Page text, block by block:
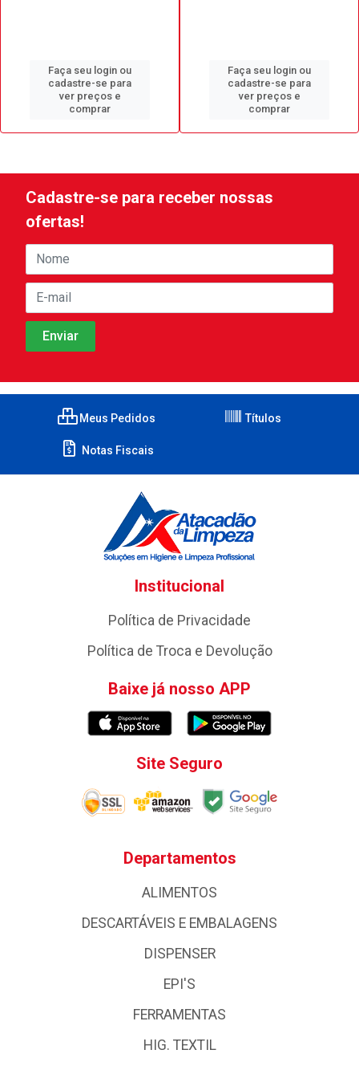
Faça seu login ou
cadastre-se para
ver preços e
comprar
Faça seu login ou
cadastre-se para
ver preços e
comprar
Cadastre-se para receber nossas
ofertas!
Meus Pedidos Títulos
Notas Fiscais
Institucional
Política de Privacidade
Política de Troca e Devolução
Baixe já nosso APP
Site Seguro
Departamentos
ALIMENTOS
DESCARTÁVEIS E EMBALAGENS
DISPENSER
EPI'S
FERRAMENTAS
HIG. TEXTIL